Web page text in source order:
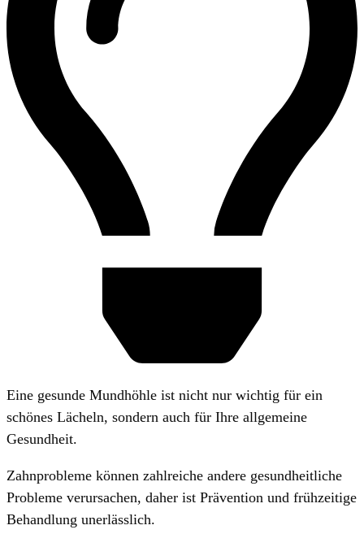
Eine gesunde Mundhöhle ist nicht nur wichtig für ein
schönes Lächeln, sondern auch für Ihre allgemeine
Gesundheit.
Zahnprobleme können zahlreiche andere gesundheitliche
Probleme verursachen, daher ist Prävention und frühzeitige
Behandlung unerlässlich.